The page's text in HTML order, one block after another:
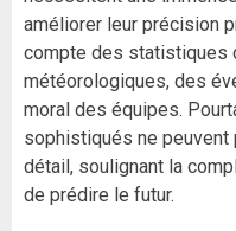
améliorer leur précision
compte des statistiques
météorologiques, des
moral des équipes.
sophistiqués ne peuvent
détail, soulignant la
de prédire le futur.